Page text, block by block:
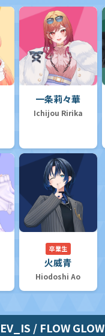
一条莉々華
Ichijou Ririka
卒業生
火威青
Hiodoshi Ao
/ FLOW GLOW